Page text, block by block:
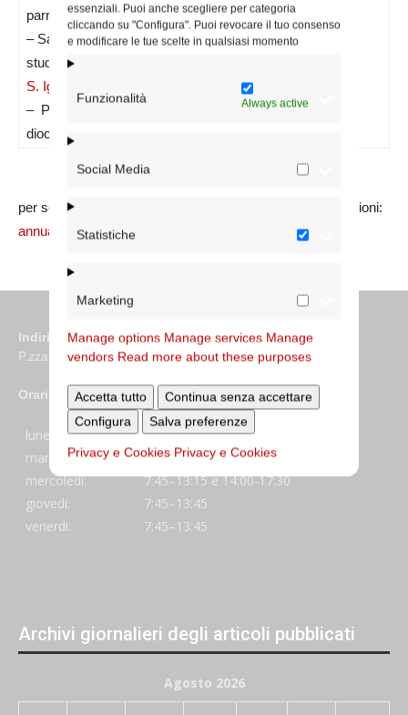
essenziali. Puoi anche scegliere per categoria
cliccando su "Configura". Puoi revocare il tuo consenso
e modificare le tue scelte in qualsiasi momento
Funzionalità Always active
Social Media
Statistiche
Marketing
Manage options Manage services Manage
vendors Read more about these purposes
Accetta tutto
Continua senza accettare
Configura
Salva preferenze
Privacy e Cookies Privacy e Cookies
parrocchiale
– Sacerdote
studente –
S. Igino Papa
– Parrocchia
diocesana
per segnalare errori sui dati e/o integrare ulteriori informazioni:
annuario@diocesidiroma.it
Indirizzo
P.zza S. Giovanni in Laterano 6 00184 Roma
Orari
lunedi:
7:45–13:45
martedi:
7:45–13:15 e 14:00-17:30
mercoledi:
7:45–13:15 e 14:00-17:30
giovedi:
7:45–13:45
venerdi:
7:45–13:45
Archivi giornalieri degli articoli pubblicati
Agosto 2026